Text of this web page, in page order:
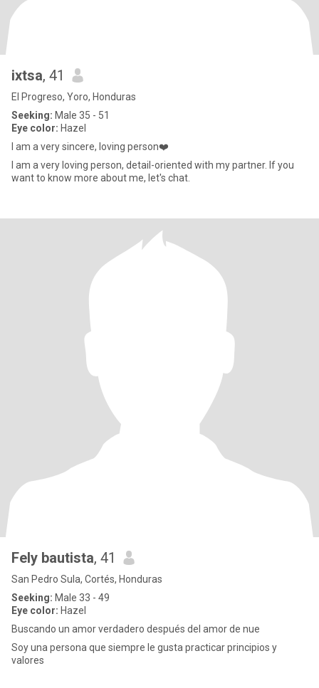
ixtsa, 41
El Progreso, Yoro, Honduras
Seeking: Male 35 - 51
Eye color: Hazel
I am a very sincere, loving person❤️
I am a very loving person, detail-oriented with my partner. If you
want to know more about me, let's chat.
Fely bautista, 41
San Pedro Sula, Cortés, Honduras
Seeking: Male 33 - 49
Eye color: Hazel
Buscando un amor verdadero después del amor de nue
Soy una persona que siempre le gusta practicar principios y
valores